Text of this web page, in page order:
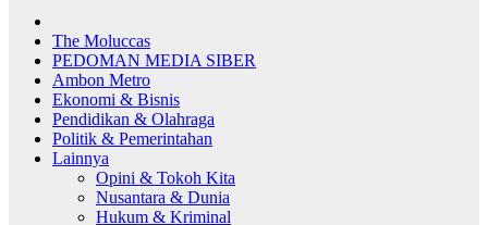
The Moluccas
PEDOMAN MEDIA SIBER
Ambon Metro
Ekonomi & Bisnis
Pendidikan & Olahraga
Politik & Pemerintahan
Lainnya
Opini & Tokoh Kita
Nusantara & Dunia
Hukum & Kriminal